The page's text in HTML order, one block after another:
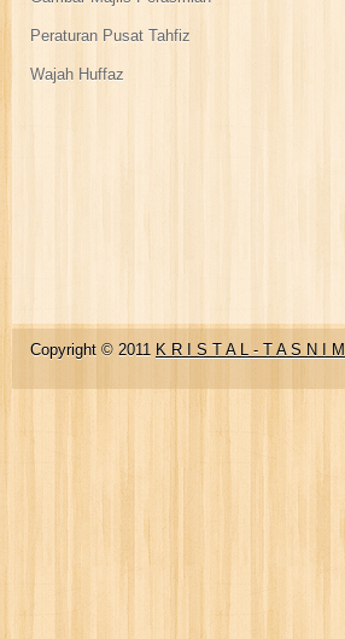
Peraturan Pusat Tahfiz
Wajah Huffaz
Copyright © 2011 K R I S T A L - T A S N I M